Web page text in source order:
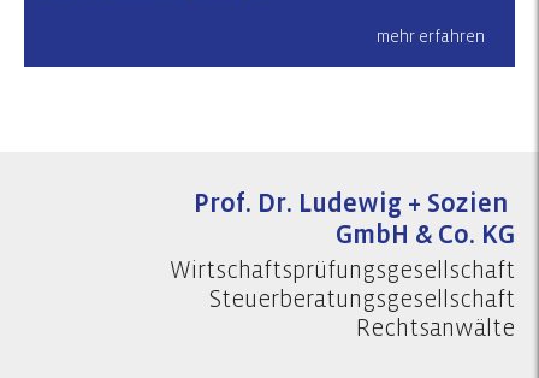
mehr erfahren
Prof. Dr. Ludewig + Sozien
GmbH & Co. KG
Wirtschaftsprüfungsgesellschaft
Steuerberatungsgesellschaft
Rechtsanwälte